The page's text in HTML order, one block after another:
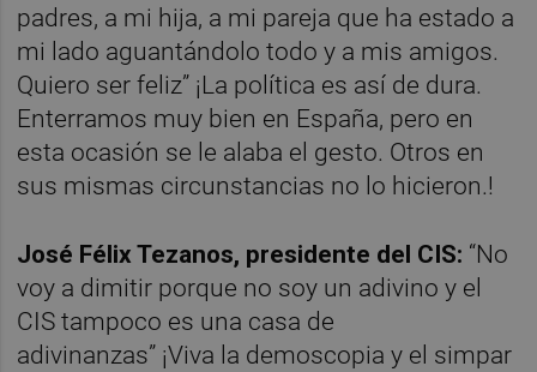
padres, a mi hija, a mi pareja que ha estado a
mi lado aguantándolo todo y a mis amigos.
Quiero ser feliz” ¡La política es así de dura.
Enterramos muy bien en España, pero en
esta ocasión se le alaba el gesto. Otros en
sus mismas circunstancias no lo hicieron.!
José Félix Tezanos, presidente del CIS: “No
voy a dimitir porque no soy un adivino y el
CIS tampoco es una casa de
adivinanzas” ¡Viva la demoscopia y el simpar